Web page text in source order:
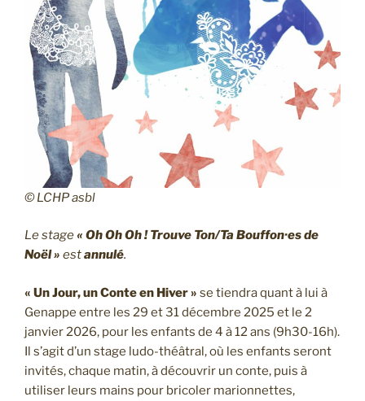
© LCHP asbl
Le stage« Oh Oh Oh ! Trouve Ton/Ta Bouffon·es de
Noël » estannulé.
« Un Jour, un Conte en Hiver » se tiendra quant à lui à
Genappe entre les 29 et 31 décembre 2025 et le 2
janvier 2026, pour les enfants de 4 à 12 ans (9h30-16h).
Il s’agit d’un stage ludo-théâtral, où les enfants seront
invités, chaque matin, à découvrir un conte, puis à
utiliser leurs mains pour bricoler marionnettes,